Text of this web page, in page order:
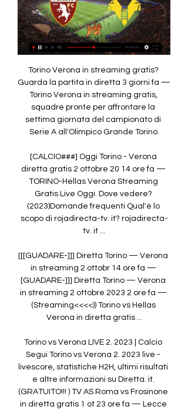
Torino Verona in streaming gratis? Guarda la partita in diretta 3 giorni fa — Torino Verona in streaming gratis, squadre pronte per affrontare la settima giornata del campionato di Serie A all'Olimpico Grande Torino.

[CALCIO###] Oggi Torino - Verona diretta gratis 2 ottobre 20 14 ore fa — TORINO-Hellas Verona Streaming Gratis Live Oggi. Dove vedere? (2023)Domande frequenti Qual'è lo scopo di rojadirecta-tv. it? rojadirecta-tv. it ...

[[[GUADARE-]]] Diretta Torino — Verona in streaming 2 ottobr 14 ore fa — [GUADARE-]]] Diretta Torino — Verona in streaming 2 ottobre 2023 2 ore fa — (Streaming<<<<)) Torino vs Hellas Verona in diretta gratis ...

Torino vs Verona LIVE 2. 2023 | Calcio Segui Torino vs Verona 2. 2023 live - livescore, statistiche H2H, ultimi risultati e altre informazioni su Diretta. it. (GRATUITO!!! ) TV AS Roma vs Frosinone in diretta gratis 1 ot 23 ore fa — Lecce U19 v Frosinone U19 Pronostici, Risultati in Diretta e Live Streaming + diretta gratis 16/09/2023 DIRETTA TV< Diretta Frosinone... Quali siti consiglia rojadirecta-tv. it per vedere le partite in streaming? In rojadirecta-tv. it il palinsesto è molto vasto, non ci sono soltanto gli aggiornamenti in tempo reale degli eventi dal vivo ma anche statistiche dettagliate suddivise in varie sezioni, sorprende la facilità di navigazione e l’accuratezza delle informazioni fornite. 

Si può consultare il calendario delle partite in programma nei prossimi giorni, anche tutte le informazioni e le statistiche pre-partita. il calciomercato), ma anche ai commenti live riguardanti i più importanti match in corso e quelli conclusi da poco. Inoltre, non è raro imbattersi in alcuni partite di rilievo trasmesse, però, in differita. 

Se necessiti di ulteriori chiarimenti riguardo l’utilizzo di Mediaset Infinity, puoi dare un’occhiata alla guida specifica che ho realizzato sull’argomento. RaiPlayRaiPlay è l’app ufficiale della Rai, disponibile sia per Android che per iOS/iPadOS. Essa permette di guardare in diretta streaming tutti i canali della TV di Stato e di accedere a una vasta gamma di contenuti on-demand. Per quanto riguarda il “pacchetto calcio”, la Rai trasmette gli highlights, che compariranno nelle trasmissioni 90º minuto e La Domenica Sportiva. 

Inoltre c’è la possibilità di destreggiarsi nel menu principale per restare aggiornati su quali sono gli eventi delle partite in tv oggi, stasera o nei prossimi giorni. Ora non ti resta che attivare l’account appena creato, seguendo il link ricevuto nell’email di conferma, e il gioco è fatto. A questo punto, per effettuare l’accesso, portati nuovamente nella schermata principale dell’app Mediaset Infinity, fai tap sulla scheda Area personale e, dopo aver toccato il bottone Accedi, immetti i dati del profilo creato in precedenza nei campi Email o username e Password e il gioco è fatto! Se l’evento di tuo interesse è in diretta, tocca la voce Dirette, individua il canale su cui esso è trasmesso e sfiora il pulsante Diretta situato nel suo riquadro; in alternativa, puoi accedere alla programmazione della piattaforma facendo tap sulla scheda Mediaset Play situata in basso e, al bisogno, sfogliare gli eventi in base alla categoria di appartenenza (Ora in onda, I più visti del giorno, ecc. ) oppure utilizzare la lente d’ingrandimento per cercare un contenuto per nome. 

Live - Torino Channel Segui le dirette live del Torino F.C. Live. La presentazione di Torino-Hellas Verona. torino-fc. © 2021 TorinoFC ...

A questo punto, sfiora il pulsante ☰ collocato in alto a sinistra e premi sulla voce Accedi/Registrati annessa al menu visualizzato a schermo. Hellas LIVE | Verona #HellasVerona, #Baroni: “Faraoni e Lazovic sono fondamentali. Dobbiamo trovare più soluzioni. A Torino con spirito e coraggio”. Torino FC - Hellas Verona in diretta - Calcio Data:10/2/2023, 9:30 AM GMT-7. Luogo dell'incontro: Stadio Olimpico Grande Torino. Disciplina: Calcio. Tipo di campionato/torneo:... 

Per maggiori informazioni riguardo l’uso di RaiPlay, ti rimando alla lettura della mia guida specifica su come vedere RaiPlay. TV8TV8 è un canale di proprietà del gruppo Sky Italia, visibile in chiaro sul digitale terrestre, tramite satellite e in streaming. Il punto di forza della sua programmazione calcistica consiste nella partita serale del giovedì di Europa League (in contemporanea con Sky Sport) e di alcuni match di UEFA Euro 2024 (dal 14 giugno al 14 luglio 2024). Allo stato attuale, non esiste un’app ufficiale di TV8 dedicata agli smartphone o ai tablet, pertanto devi collegarti al sito Internet ufficiale dell’emittente, utilizzando un qualsiasi browser per la navigazione in Internet (ad es. Chrome su Android oppure Safari su iOS) e avviare la visione in streaming del canale tramite quest’ultimo. 

Dove vedere Torino-Hellas Verona, streaming gratis LIVE 1 giorno fa — Dove vedere Torino-Hellas Verona, streaming gratis LIVE e diretta tv. Serie A, si gioca la settima giornata. Tutte le informazioni su dove ...

Hellas Verona diretta streamin | Market Research Group 1 ora fa — Diretta Streaming | Dove vedere la Hesgoal Verona Torino DIRETTA LIVE STREAMING gratis. Verona: Oggi in live streaming e in TV Hellas Verona... Torino-Verona dove vederla: DAZN o Sky? Canale tv 1 giorno fa — La partita tra Torino e Verona è disponibile in streaming previa abbonamento a DAZN, nn è prevista una trasmissione in chiaro e dunque gratis... Verona Torino in streaming gratis? I costi del servizioDAZN dall’estate 2022 ha introdotto 2 piani di abbonamento, STANDARD e PLUS con caratteristiche e possibilità differenti di fruizione dei contenuti sulla piattaforma DAZN (). Inoltre, la piattaforma ha aggiunto il nuovo piano START a partire da gennaio 2023 e modificato i prezzi del listino:Chi usufruirà del piano STANDARD (dal 2 gennaio 2023 al costo di 29, 99 euro al mese con vincolo per 12 mesi; e al costo di 39, 99 euro al mese con pagamento mensile) potrà registrare fino a sei dispositivi e visualizzare contenuti in contemporanea su due device solo se entrambi connessi alla stessa rete internet della propria abitazione. 

Treno Torino Verona Italo da 21,9 €: orari e offerte biglietti Italo S.p.A.. GRATIS - In Google Play. SCARICA · logo. Italo Il grave problema (non solo per Italo ) è che è stata abolita la linea diretta Torino-Verona- ...

Hellas LIVE | Verona 5 ore fa — Hellas LIVE, Verona. Mi piace: 40.676 · 3961 persone ne parlano · 2 persone sono state qui. La prima app al mondo dedicata solo all'Hellas Verona per...

[IN DIRETTA HD@@] Diretta Torino Hellas Verona in streaming 15 ore fa — [IN DIRETTA HD@@] Diretta Torino Hellas Verona in streaming 2 ottobre 2023 2 ore fa — TORINO-Hellas Verona Streaming Gratis Live Oggi.

(((SPORT-))) Torino-Verona gratis 2 ottobre 2023 Vola da Aer 2 ore fa — (SPORT-))) Torino-Verona gratis 2 ottobre 2023 Vola da Aeroporto Città di Torino a Verona Aeroporto di Verona Internazionale al prezzo ...

Calcio Streaming: I Siti per Guardare le Partite in Diretta Oltre a questi di cui abbiamo parlato, abbiamo trovato su Google decine di siti internet che offrono lo streaming di partite gratis TORINO-VERONA, ore 18:30 ...

[Guardare la tv-] Streaming Torino-Verona in diretta oggi 02 14 ore fa — gratis 2 2 ore fa — TORINO-Hellas Verona Streaming Gratis Live Oggi. Torino v Verona Pronostici, Risultati in Diretta e Live Torino vs Verona ...

Di questi incontri, quello del martedì sarà trasmessi in chiaro su sulle reti Mediaset (Canale 5), oltre a tutte le partite della Coppa Italia. Infinity+, Cofanetto Regalo per 12 Mesi, Il Meglio di Cinema, Serie TV... Vedi offerta su Amazon Per poter guardare i contenuti trasmessi dal gruppo lombardo, puoi servirti dell’app Mediaset Infinity, disponibile per Android e iOS/iPadOS, a patto di effettuare una breve registrazione gratuita alla stessa. 

10. 2023 | Calcio ➤ Serie A, Italia | ⚡ Pronostici Scommesse e Migliori quote ⭐ Risultati in diretta ✔️ Statistiche ✌ Diretta... Tutte le informazioni disponibili per seguire la partita Sassuolo-Monza: l’ora, il canale… Il kickoff del match della giornata di Serie …. Jose Mourinho, allenatore della Roma, nell’intervista post-partita a DAZN si toglie un sassolino dalla scarpa dopo le forti polemiche che …. 

Dopo aver scaricato e avviato l’app di Mediaset Infinity sul tuo device, tocca il pulsante Chiudi situato in alto a destra, per accedere alla schermata principale della stessa, dopodiché recati nella scheda Area personale (in basso) e tocca i pulsanti Accedi e Registrati, in modo da avviare l’iscrizione al servizio. 

Dove vedere? (2023)Domande frequenti Qual’è lo scopo di rojadirecta-tv. it? rojadirecta-tv. it è una piattaforma che permette agli appassionati di eventi calcistici di restare aggiornati sulle partite con il suo servizio di streaming sportivo. Si possono seguire le partite in diretta TV con gli amici e tifosi delle squadre rivali, conoscere i risultati in tempo reale, sapere senza ritardi se la tua squadra del cuore ha segnato un goal. 

Verona Torino in streaming gratis? Guarda la partita in diretta La partita Verona-Torino non sarà disponibile gratuitamente in Italia, come le altre del campionato di Serie A. La gara sarà trasmessa in diretta streaming da,... Puoi effettuare l’accesso tramite Facebook, Twitter oppure Google (premendo uno dei tre tasti situati in alto) o procedere con la classica registrazione via email sfiorando il bottone Registrati e compilando il modulo successivo con i dati richiesti (Nome, Cognome, Email, Password, Sesso e Data di nascita). TORINO-Hellas Verona Streaming Gratis Live Oggi. Dove TORINO-Hellas Verona Streaming Gratis Live Oggi. Dove vedere? (2023). Torino in diretta live tv e streaming gratis sui canali digitali nazionali a partire. Torino Channel | Live, Video, Interviste, Highlights 4 ore fa — Dirette, live, interviste, video streaming, highlights, curiosità e tanti contenuti esclusivi per i tifosi Granata. 

[CALCIO###] Oggi Torino - Verona diretta gratis 2 ottobre 202 ore fa — (Streaming<<<<)) T